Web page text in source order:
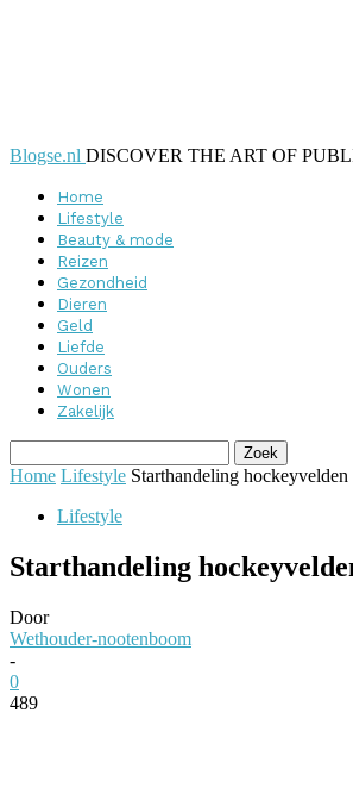
Blogse.nl DISCOVER THE ART OF
Home
Lifestyle
Beauty & mode
Reizen
Gezondheid
Dieren
Geld
Liefde
Ouders
Wonen
Zakelijk
Home Lifestyle Starthandeling hockeyvelden
Lifestyle
Starthandeling
Door
Wethouder-nootenboom
-
0
489